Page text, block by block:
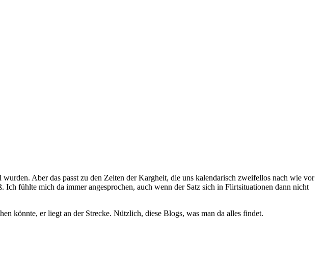
Aber das passt zu den Zeiten der Kargheit, die uns kalendarisch zweifellos nach wie vor
fühlte mich da immer angesprochen, auch wenn der Satz sich in Flirtsituationen dann nicht
könnte, er liegt an der Strecke. Nützlich, diese Blogs, was man da alles findet.